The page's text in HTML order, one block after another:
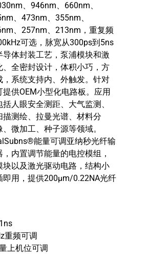
、946nm、660nm、
、473nm、355nm、
、257nm、213nm，重复频
可选，脉宽从300ps到5ns
导体封装工艺，泵浦模块和激
、全密封设计，体积小巧，方
，系统支持内、外触发。针对
供OEM小型化电路板。应用
人眼安全测距、大气监测、
描测绘、拉曼光谱、材料分
微加工、种子源等领域。
能量可调亚纳秒光纤输
内置调节能量的电控模组，
块以及激光驱动电路，结构小
即用，提供200μm/0.22NA光纤
重频可调
上机位可调